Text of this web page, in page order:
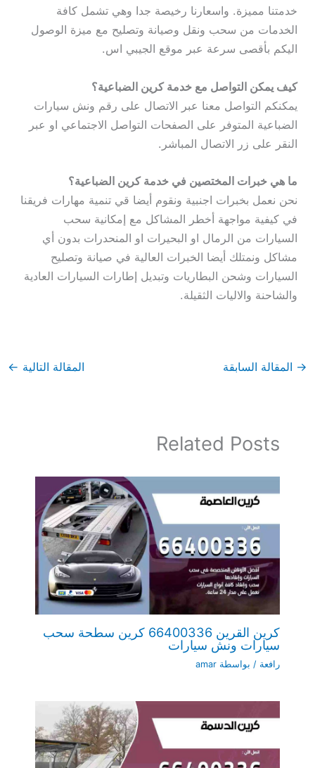
خدمتنا مميزة. واسعارنا رخيصة جدا وهي تشمل كافة
الخدمات من سحب ونقل وصيانة وتصليح مع ميزة الوصول
اليكم بأقصى سرعة عبر موقع الجيبي اس.
كيف يمكن التواصل مع خدمة كرين الضباعية؟
يمكنكم التواصل معنا عبر الاتصال على رقم ونش سيارات
الضباعية المتوفر على الصفحات التواصل الاجتماعي او عبر
النقر على زر الاتصال المباشر.
ما هي خبرات المختصين في خدمة كرين الضباعية؟
نحن نعمل بخبرات اجنبية ونقوم أيضا قي تنمية مهارات فريقنا
في كيفية مواجهة أخطر المشاكل مع إمكانية سحب
السيارات من الرمال او البحيرات او المنحدرات بدون أي
مشاكل ونمتلك أيضا الخبرات العالية في صيانة وتصليح
السيارات وشحن البطاريات وتبديل إطارات السيارات العادية
والشاحنة والاليات الثقيلة.
→ المقالة السابقة المقالة التالية ←
Related Posts
كرين القرين 66400336 كرين سطحة سحب
سيارات ونش سيارات
رافعة / بواسطة amar